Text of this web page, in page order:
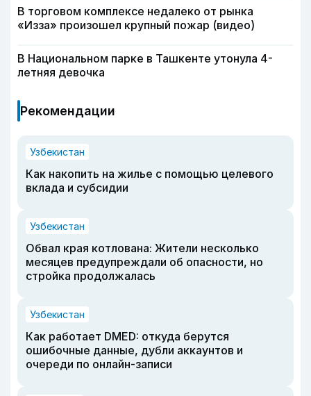
В торговом комплексе недалеко от рынка
«Изза» произошел крупный пожар (видео)
В Национальном парке в Ташкенте утонула 4-
летняя девочка
Рекомендации
Узбекистан
Как накопить на жилье с помощью целевого
вклада и субсидии
Узбекистан
Обвал края котлована: Жители несколько
месяцев предупреждали об опасности, но
стройка продолжалась
Узбекистан
Как работает DMED: откуда берутся
ошибочные данные, дубли аккаунтов и
очереди по онлайн-записи